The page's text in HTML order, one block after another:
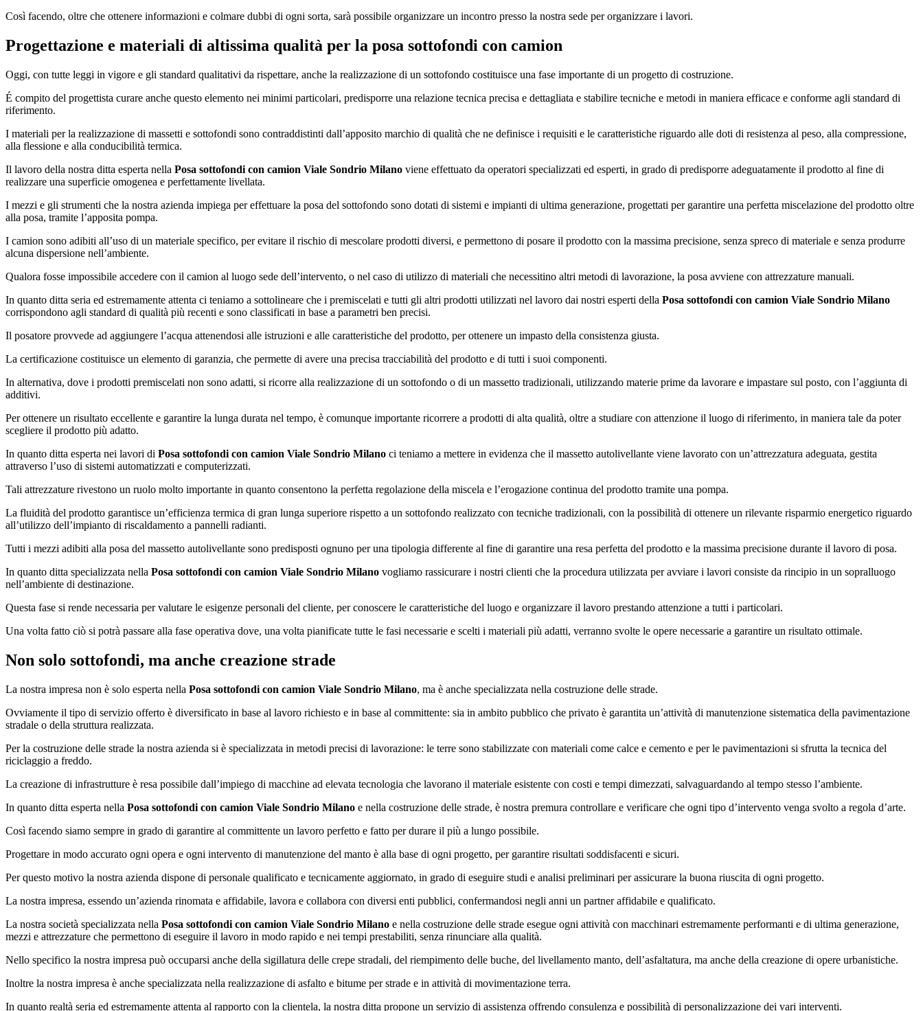
Così facendo, oltre che ottenere informazioni e colmare dubbi di ogni sorta, sarà possibile organizzare un incontro presso la nostra sede per organizzare i lavori.
Progettazione e materiali di altissima qualità per la posa sottofondi con camion
Oggi, con tutte leggi in vigore e gli standard qualitativi da rispettare, anche la realizzazione di un sottofondo costituisce una fase importante di un progetto di costruzione.
É compito del progettista curare anche questo elemento nei minimi particolari, predisporre una relazione tecnica precisa e dettagliata e stabilire tecniche e metodi in maniera efficace e conforme agli standard di
riferimento.
I materiali per la realizzazione di massetti e sottofondi sono contraddistinti dall’apposito marchio di qualità che ne definisce i requisiti e le caratteristiche riguardo alle doti di resistenza al peso, alla compressione,
alla flessione e alla conducibilità termica.
Il lavoro della nostra ditta esperta nella Posa sottofondi con camion Viale Sondrio Milano viene effettuato da operatori specializzati ed esperti, in grado di predisporre adeguatamente il prodotto al fine di
realizzare una superficie omogenea e perfettamente livellata.
I mezzi e gli strumenti che la nostra azienda impiega per effettuare la posa del sottofondo sono dotati di sistemi e impianti di ultima generazione, progettati per garantire una perfetta miscelazione del prodotto oltre
alla posa, tramite l’apposita pompa.
I camion sono adibiti all’uso di un materiale specifico, per evitare il rischio di mescolare prodotti diversi, e permettono di posare il prodotto con la massima precisione, senza spreco di materiale e senza produrre
alcuna dispersione nell’ambiente.
Qualora fosse impossibile accedere con il camion al luogo sede dell’intervento, o nel caso di utilizzo di materiali che necessitino altri metodi di lavorazione, la posa avviene con attrezzature manuali.
In quanto ditta seria ed estremamente attenta ci teniamo a sottolineare che i premiscelati e tutti gli altri prodotti utilizzati nel lavoro dai nostri esperti della Posa sottofondi con camion Viale Sondrio Milano
corrispondono agli standard di qualità più recenti e sono classificati in base a parametri ben precisi.
Il posatore provvede ad aggiungere l’acqua attenendosi alle istruzioni e alle caratteristiche del prodotto, per ottenere un impasto della consistenza giusta.
La certificazione costituisce un elemento di garanzia, che permette di avere una precisa tracciabilità del prodotto e di tutti i suoi componenti.
In alternativa, dove i prodotti premiscelati non sono adatti, si ricorre alla realizzazione di un sottofondo o di un massetto tradizionali, utilizzando materie prime da lavorare e impastare sul posto, con l’aggiunta di
additivi.
Per ottenere un risultato eccellente e garantire la lunga durata nel tempo, è comunque importante ricorrere a prodotti di alta qualità, oltre a studiare con attenzione il luogo di riferimento, in maniera tale da poter
scegliere il prodotto più adatto.
In quanto ditta esperta nei lavori di Posa sottofondi con camion Viale Sondrio Milano ci teniamo a mettere in evidenza che il massetto autolivellante viene lavorato con un’attrezzatura adeguata, gestita
attraverso l’uso di sistemi automatizzati e computerizzati.
Tali attrezzature rivestono un ruolo molto importante in quanto consentono la perfetta regolazione della miscela e l’erogazione continua del prodotto tramite una pompa.
La fluidità del prodotto garantisce un’efficienza termica di gran lunga superiore rispetto a un sottofondo realizzato con tecniche tradizionali, con la possibilità di ottenere un rilevante risparmio energetico riguardo
all’utilizzo dell’impianto di riscaldamento a pannelli radianti.
Tutti i mezzi adibiti alla posa del massetto autolivellante sono predisposti ognuno per una tipologia differente al fine di garantire una resa perfetta del prodotto e la massima precisione durante il lavoro di posa.
In quanto ditta specializzata nella Posa sottofondi con camion Viale Sondrio Milano vogliamo rassicurare i nostri clienti che la procedura utilizzata per avviare i lavori consiste da rincipio in un sopralluogo
nell’ambiente di destinazione.
Questa fase si rende necessaria per valutare le esigenze personali del cliente, per conoscere le caratteristiche del luogo e organizzare il lavoro prestando attenzione a tutti i particolari.
Una volta fatto ciò si potrà passare alla fase operativa dove, una volta pianificate tutte le fasi necessarie e scelti i materiali più adatti, verranno svolte le opere necessarie a garantire un risultato ottimale.
Non solo sottofondi, ma anche creazione strade
La nostra impresa non è solo esperta nella Posa sottofondi con camion Viale Sondrio Milano, ma è anche specializzata nella costruzione delle strade.
Ovviamente il tipo di servizio offerto è diversificato in base al lavoro richiesto e in base al committente: sia in ambito pubblico che privato è garantita un’attività di manutenzione sistematica della pavimentazione
stradale o della struttura realizzata.
Per la costruzione delle strade la nostra azienda si è specializzata in metodi precisi di lavorazione: le terre sono stabilizzate con materiali come calce e cemento e per le pavimentazioni si sfrutta la tecnica del
riciclaggio a freddo.
La creazione di infrastrutture è resa possibile dall’impiego di macchine ad elevata tecnologia che lavorano il materiale esistente con costi e tempi dimezzati, salvaguardando al tempo stesso l’ambiente.
In quanto ditta esperta nella Posa sottofondi con camion Viale Sondrio Milano e nella costruzione delle strade, è nostra premura controllare e verificare che ogni tipo d’intervento venga svolto a regola d’arte.
Così facendo siamo sempre in grado di garantire al committente un lavoro perfetto e fatto per durare il più a lungo possibile.
Progettare in modo accurato ogni opera e ogni intervento di manutenzione del manto è alla base di ogni progetto, per garantire risultati soddisfacenti e sicuri.
Per questo motivo la nostra azienda dispone di personale qualificato e tecnicamente aggiornato, in grado di eseguire studi e analisi preliminari per assicurare la buona riuscita di ogni progetto.
La nostra impresa, essendo un’azienda rinomata e affidabile, lavora e collabora con diversi enti pubblici, confermandosi negli anni un partner affidabile e qualificato.
La nostra società specializzata nella Posa sottofondi con camion Viale Sondrio Milano e nella costruzione delle strade esegue ogni attività con macchinari estremamente performanti e di ultima generazione,
mezzi e attrezzature che permettono di eseguire il lavoro in modo rapido e nei tempi prestabiliti, senza rinunciare alla qualità.
Nello specifico la nostra impresa può occuparsi anche della sigillatura delle crepe stradali, del riempimento delle buche, del livellamento manto, dell’asfaltatura, ma anche della creazione di opere urbanistiche.
Inoltre la nostra impresa è anche specializzata nella realizzazione di asfalto e bitume per strade e in attività di movimentazione terra.
In quanto realtà seria ed estremamente attenta al rapporto con la clientela, la nostra ditta propone un servizio di assistenza offrendo consulenza e possibilità di personalizzazione dei vari interventi.